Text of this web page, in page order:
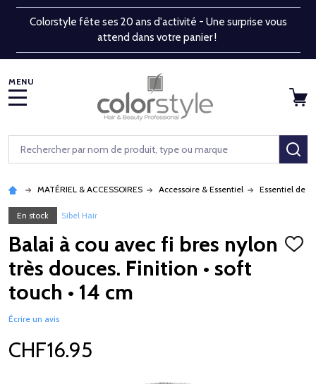
Colorstyle fête ses 20 ans d'activité - Une surprise vous
attend dans votre panier !
Rechercher
MATÉRIEL & ACCESSOIRES Accessoire & Essentiel Essentiel de
En stock Sibel Hair
Balai à cou avec fi bres nylon
très douces. Finition • soft
touch • 14 cm
Écrire un avis
CHF16.95